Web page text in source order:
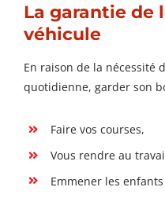
La garantie de
véhicule
En raison de la nécessité
quotidienne, garder son
Faire vos courses,
Vous rendre au
Emmener les enfants